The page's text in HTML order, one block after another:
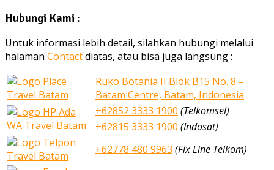
Hubungi Kami :
Untuk informasi lebih detail, silahkan hubungi melalui
halaman Contactdiatas, atau bisa juga langsung :
Ruko Botania II Blok B15 No. 8 –
Batam Centre, Batam, Indonesia
+62852 3333 1900 (Telkomsel)
+62815 3333 1900 (Indosat)
+62778 480 9963 (Fix Line Telkom)